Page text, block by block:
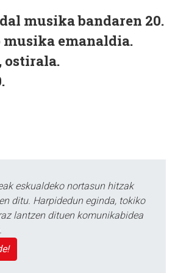
musika bandaren 20.
emanaldia.
ostirala.
eskualdeko nortasun hitzak
ditu. Harpidedun eginda, tokiko
lantzen dituen komunikabidea